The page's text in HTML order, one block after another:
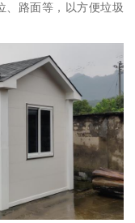
、路面等，以方便垃圾